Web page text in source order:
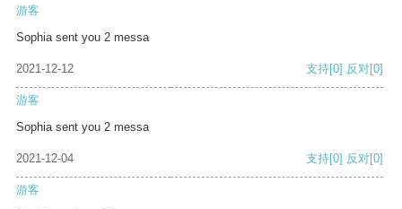
游客
Sophia sent you 2 messa
2021-12-12 支持[0] 反对[0]
游客
Sophia sent you 2 messa
2021-12-04 支持[0] 反对[0]
游客